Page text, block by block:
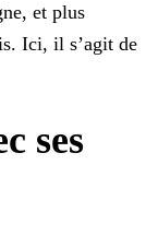
et plus
Ici, il s’agit de
ses